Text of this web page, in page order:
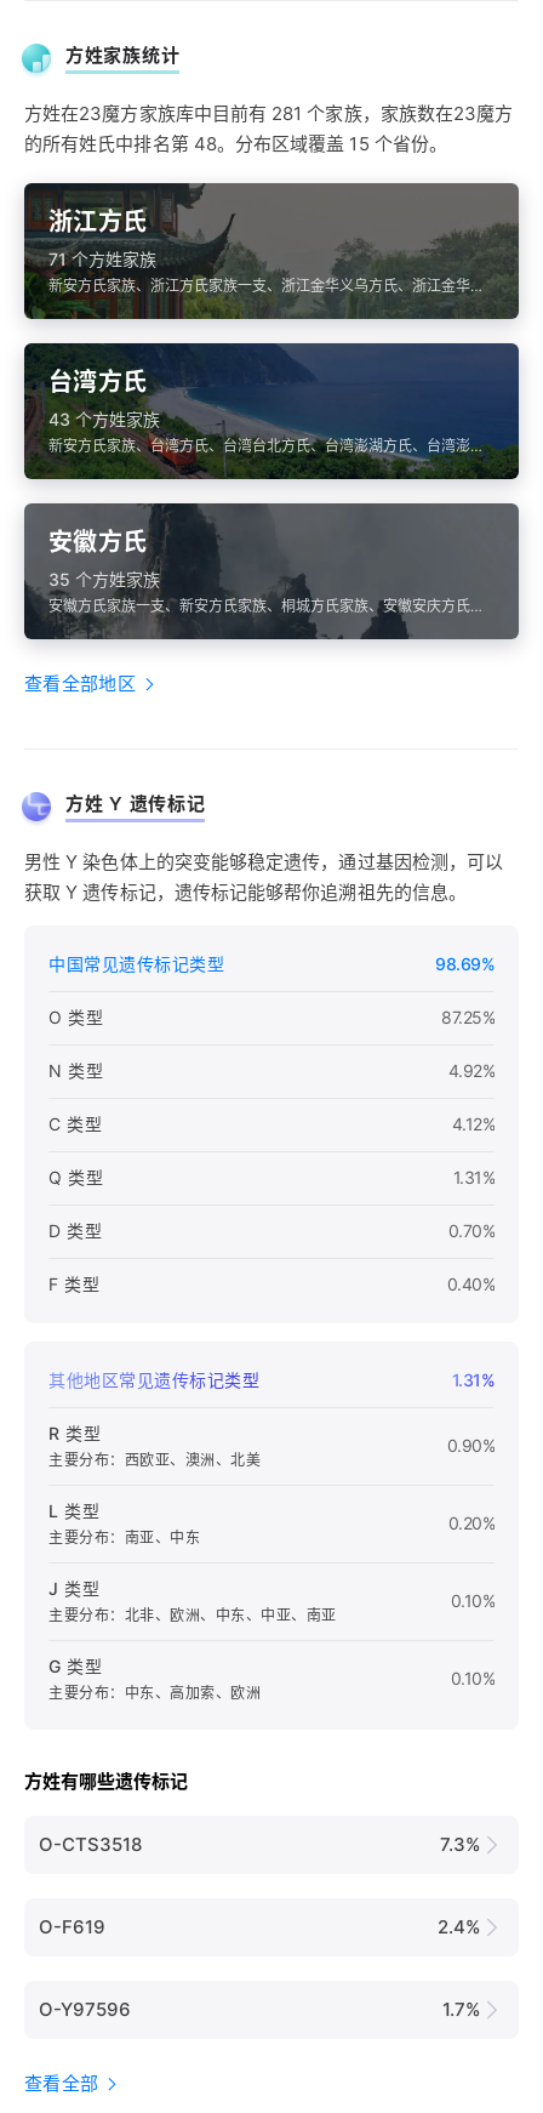
方姓家族统计
方姓在23魔方家族库中目前有 281 个家族，家族数在23魔方
的所有姓氏中排名第 48。分布区域覆盖 15 个省份。
浙江方氏
71 个方姓家族
新安方氏家族、浙江方氏家族一支、浙江金华义乌方氏、浙江金华义
乌方氏、浙江金华义乌方氏
台湾方氏
43 个方姓家族
新安方氏家族、台湾方氏、台湾台北方氏、台湾澎湖方氏、台湾澎湖
方氏
安徽方氏
35 个方姓家族
安徽方氏家族一支、新安方氏家族、桐城方氏家族、安徽安庆方氏家
族一支、安徽方氏家族一支
查看全部地区
方姓 Y 遗传标记
男性 Y 染色体上的突变能够稳定遗传，通过基因检测，可以
获取 Y 遗传标记，遗传标记能够帮你追溯祖先的信息。
其他地区常见遗传标记类型 1.31%
R 类型
主要分布：西欧亚、澳洲、北美
0.90%
L 类型
主要分布：南亚、中东
0.20%
J 类型
主要分布：北非、欧洲、中东、中亚、南亚
0.10%
G 类型
主要分布：中东、高加索、欧洲
0.10%
中国常见遗传标记类型 98.69%
O 类型 87.25%
N 类型 4.92%
C 类型 4.12%
Q 类型 1.31%
D 类型 0.70%
F 类型 0.40%
方姓有哪些遗传标记
O-CTS3518 7.3%
O-F619 2.4%
O-Y97596 1.7%
查看全部